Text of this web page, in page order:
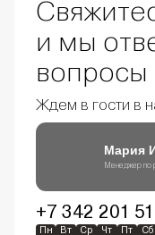
и мы
вопросы
Ждем в гости в
Мария
Менеджер по
+7 342 201
Пн Вт Ср Чт Пт Сб